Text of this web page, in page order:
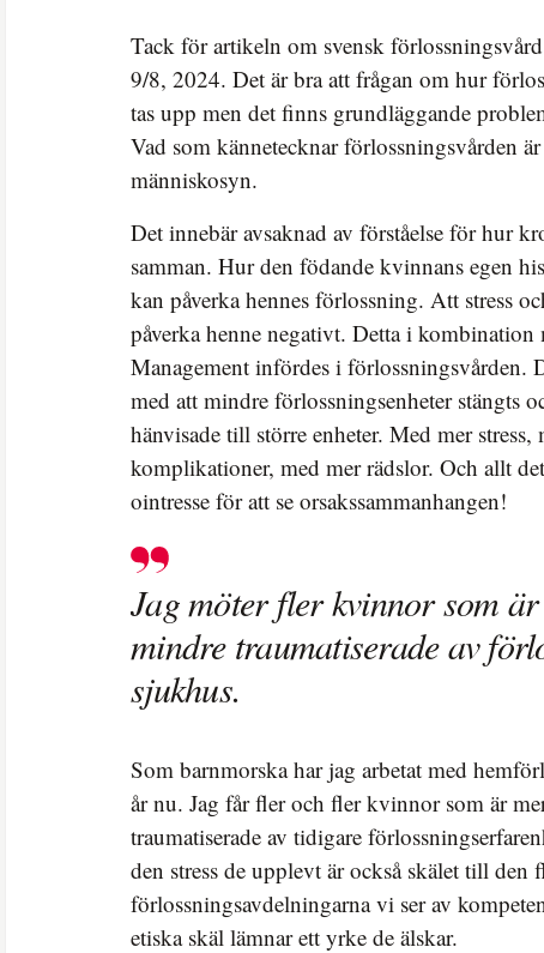
Tack för artikeln om svensk
9/8, 2024. Det är bra att frågan om hur
tas upp men det finns grundläggande
Vad som kännetecknar förlossningsvården
människosyn.
Det innebär avsaknad av förståelse för hur
samman. Hur den födande kvinnans egen
kan påverka hennes förlossning. Att stress
påverka henne negativt. Detta i
Management infördes i förlossningsvården.
med att mindre förlossningsenheter stängts
hänvisade till större enheter. Med mer stress,
komplikationer, med mer rädslor. Och allt
ointresse för att se orsakssammanhangen!
Jag möter fler kvinnor som
mindre traumatiserade av
sjukhus.
Som barnmorska har jag arbetat med
år nu. Jag får fler och fler kvinnor som är
traumatiserade av tidigare
den stress de upplevt är också skälet till den
förlossningsavdelningarna vi ser av
etiska skäl lämnar ett yrke de älskar.